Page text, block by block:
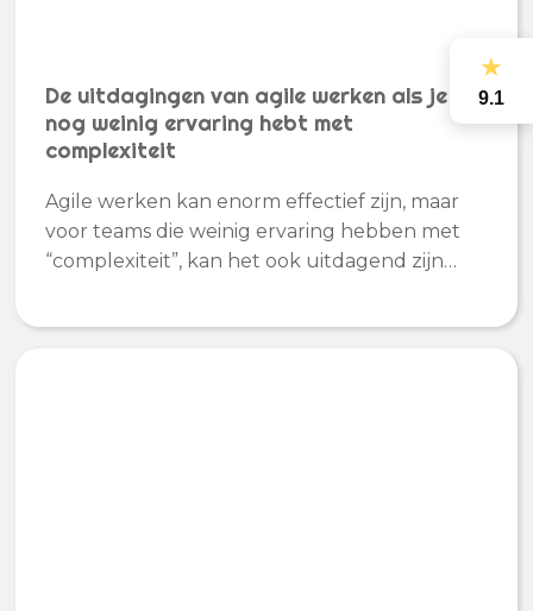
De uitdagingen van agile werken als je
nog weinig ervaring hebt met
complexiteit
Agile werken kan enorm effectief zijn, maar
voor teams die weinig ervaring hebben met
“complexiteit”, kan het ook uitdagend zijn…
★
9.1